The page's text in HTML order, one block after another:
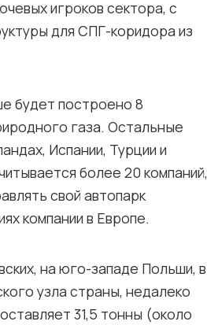
игроков сектора, с
для СПГ-коридора из
будет построено 8
газа. Остальные
Испании, Турции и
более 20 компаний,
свой автопарк
компании в Европе.
на юго-западе Польши, в
узла страны, недалеко
31,5 тонны (около